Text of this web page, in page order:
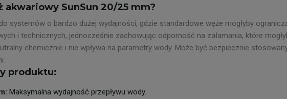
SunSun 20/25 mm?
systemów o bardzo dużej wydajności, gdzie standardowe węże mogłyby
i technicznych, jednocześnie zachowując odporność na załamania, które
chemicznie i nie wpływa na parametry wody. Może być bezpiecznie
produktu:
Maksymalna wydajność przepływu wody.